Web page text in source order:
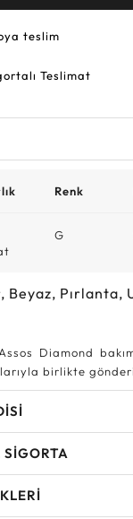
teslim
Teslimat
Renk
G
Beyaz, Pırlanta,
Diamond
birlikte